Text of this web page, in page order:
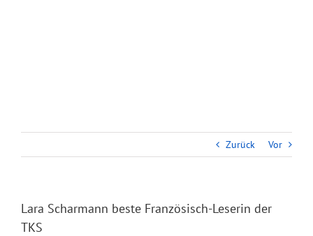
Zurück Vor
Lara Scharmann beste Französisch-Leserin der
TKS